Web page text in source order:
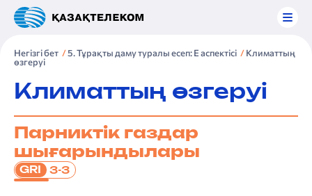
Негізгі бет 5. Тұрақты даму туралы есеп: Е аспектісі
Климаттың
өзгеруі
Климаттың өзгеруі
Парниктік газдар
шығарындылары
GRI 3-3